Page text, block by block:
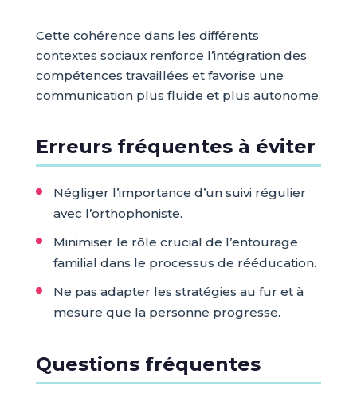
Cette cohérence dans les différents
contextes sociaux renforce l’intégration des
compétences travaillées et favorise une
communication plus fluide et plus autonome.
Erreurs fréquentes à éviter
Négliger l’importance d’un suivi régulier
avec l’orthophoniste.
Minimiser le rôle crucial de l’entourage
familial dans le processus de rééducation.
Ne pas adapter les stratégies au fur et à
mesure que la personne progresse.
Questions fréquentes